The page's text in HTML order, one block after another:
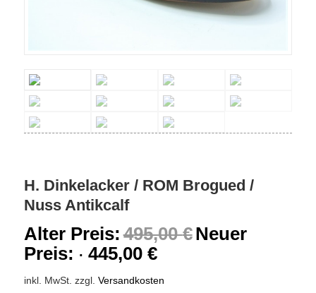
H. Dinkelacker / ROM Brogued /
Nuss Antikcalf
Alter Preis:495,00€Neuer
Preis:
445,00 €
inkl. MwSt. zzgl. Versandkosten